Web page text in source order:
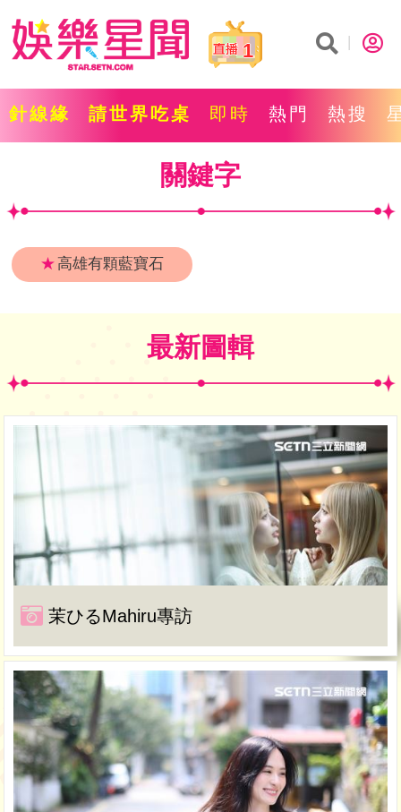
1
針線緣 請世界吃桌 即時 熱門 熱搜
關鍵字
★ 高雄有顆藍寶石
最新圖輯
茉ひるMahiru專訪